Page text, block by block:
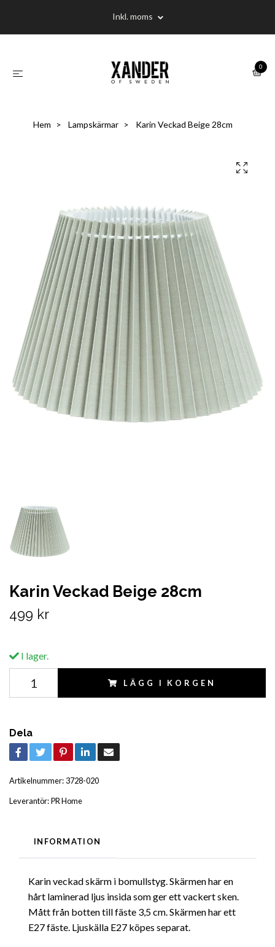
Inkl. moms
0
Hem Lampskärmar Karin Veckad Beige 28cm
Karin Veckad Beige 28cm
499 kr
I lager.
LÄGG I KORGEN
Dela
Artikelnummer: 3728-020
Leverantör:PR Home
INFORMATION
Karin veckad skärm i bomullstyg. Skärmen har en
hårt laminerad ljus insida som ger ett vackert sken.
Mått från botten till fäste 3,5 cm. Skärmen har ett
E27 fäste. Ljuskälla E27 köpes separat.